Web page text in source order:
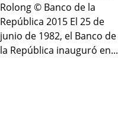
Rolong © Banco de la
República 2015 El 25 de
junio de 1982, el Banco de
la República inauguró en...